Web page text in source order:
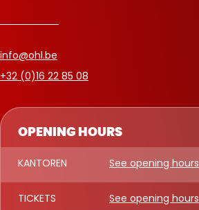
OPENING HOURS
KANTOREN See opening hours
TICKETS See opening hours
info@ohl.be
+32 (0)16 22 85 08